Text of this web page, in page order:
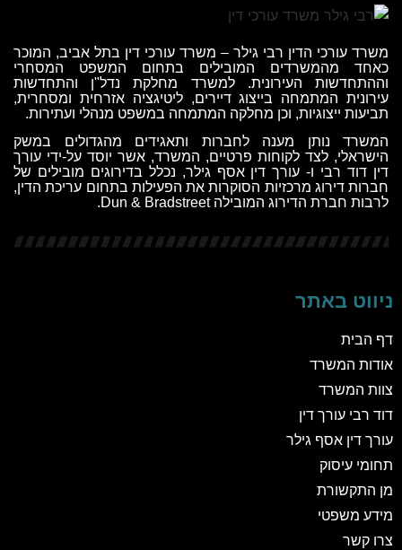
משרד עורכי הדין רבי גילר – משרד עורכי דין בתל אביב, המוכר
כאחד מהמשרדים המובילים בתחום המשפט המסחרי
וההתחדשות העירונית. למשרד מחלקת נדל"ן והתחדשות
עירוניתהמתמחה בייצוג דיירים,ליטיגציה אזרחית ומסחרית,
תביעות ייצוגיות, וכן מחלקה המתמחה במשפט מנהלי ועתירות.
המשרד נותן מענה לחברות ותאגידים מהגדולים במשק
הישראלי, לצד לקוחות פרטיים, המשרד, אשר יוסד על-ידי עורך
דין דוד רבי ו- עורך דין אסף גילר, נכלל בדירוגים מובילים של
חברות דירוג מרכזיות הסוקרות את הפעילות בתחום עריכת הדין,
לרבות חברת הדירוג המובילהDun & Bradstreet
.
ניווט באתר
דף הבית
אודות המשרד
צוות המשרד
דוד רבי עורך דין
עורך דין אסף גילר
תחומי עיסוק
מן התקשורת
מידע משפטי
צרו קשר